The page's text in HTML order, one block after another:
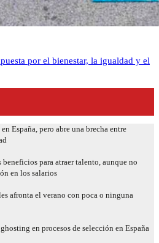
por el bienestar, la igualdad y el
España, pero abre una brecha entre
para atraer talento, aunque no
en los salarios
afronta el verano con poca o ninguna
en procesos de selección en España